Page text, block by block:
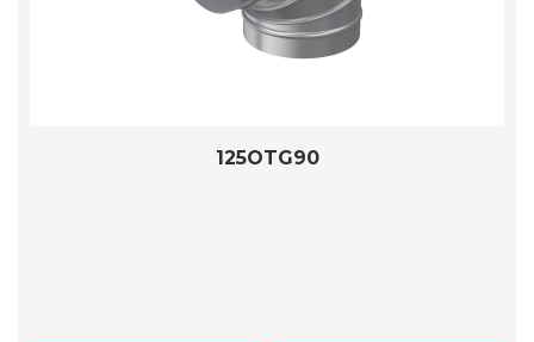
125OTG90